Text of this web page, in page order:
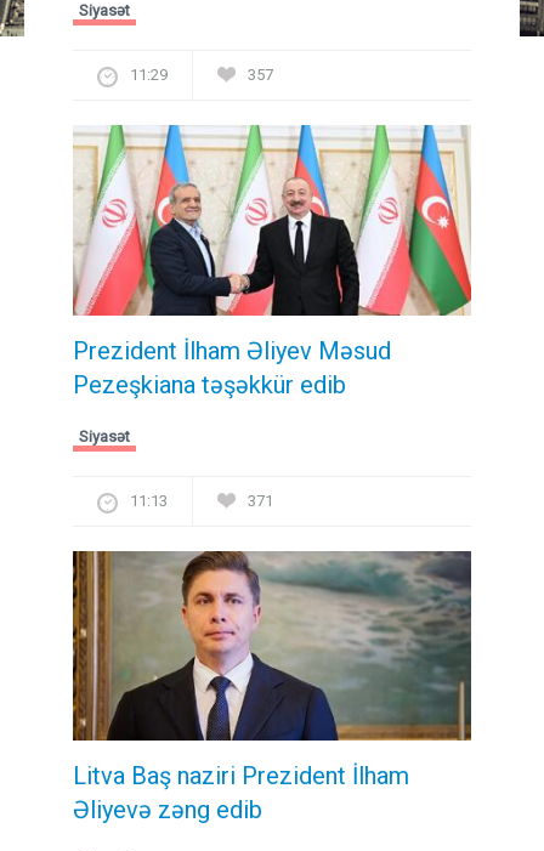
Siyasət
11:29 357
Prezident İlham Əliyev Məsud
Pezeşkiana təşəkkür edib
Siyasət
11:13 371
Litva Baş naziri Prezident İlham
Əliyevə zəng edib